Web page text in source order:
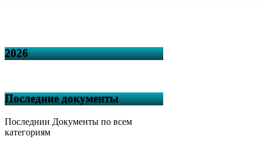
2026
Последние документы
Последнии Документы по всем
категориям